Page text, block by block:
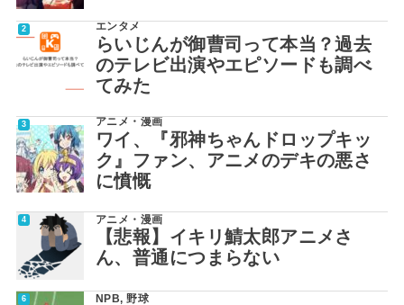
エンタメ
らいじんが御曹司って本当？過去
のテレビ出演やエピソードも調べ
てみた
アニメ・漫画
ワイ、『邪神ちゃんドロップキッ
ク』ファン、アニメのデキの悪さ
に憤慨
アニメ・漫画
【悲報】イキリ鯖太郎アニメさ
ん、普通につまらない
NPB,野球